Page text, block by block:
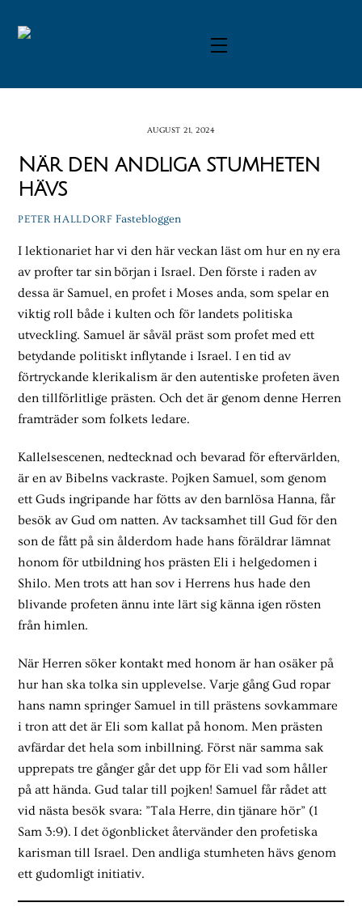
Menu
AUGUST 21, 2024
När den andliga stumheten
hävs
PETER HALLDORF Fastebloggen
I lektionariet har vi den här veckan läst om hur en ny era
av profter tar sin början i Israel. Den förste i raden av
dessa är Samuel, en profet i Moses anda, som spelar en
viktig roll både i kulten och för landets politiska
utveckling. Samuel är såväl präst som profet med ett
betydande politiskt inflytande i Israel. I en tid av
förtryckande klerikalism är den autentiske profeten även
den tillförlitlige prästen. Och det är genom denne Herren
framträder som folkets ledare.
Kallelsescenen, nedtecknad och bevarad för eftervärlden,
är en av Bibelns vackraste. Pojken Samuel, som genom
ett Guds ingripande har fötts av den barnlösa Hanna, får
besök av Gud om natten. Av tacksamhet till Gud för den
son de fått på sin ålderdom hade hans föräldrar lämnat
honom för utbildning hos prästen Eli i helgedomen i
Shilo. Men trots att han sov i Herrens hus hade den
blivande profeten ännu inte lärt sig känna igen rösten
från himlen.
När Herren söker kontakt med honom är han osäker på
hur han ska tolka sin upplevelse. Varje gång Gud ropar
hans namn springer Samuel in till prästens sovkammare
i tron att det är Eli som kallat på honom. Men prästen
avfärdar det hela som inbillning. Först när samma sak
upprepats tre gånger går det upp för Eli vad som håller
på att hända. Gud talar till pojken! Samuel får rådet att
vid nästa besök svara: ”Tala Herre, din tjänare hör” (1
Sam 3:9). I det ögonblicket återvänder den profetiska
karisman till Israel. Den andliga stumheten hävs genom
ett gudomligt initiativ.